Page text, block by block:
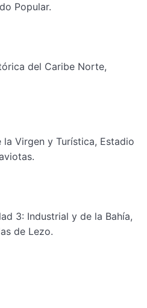
Popular.
del Caribe Norte,
Virgen y Turística, Estadio
3: Industrial y de la Bahía,
de Lezo.